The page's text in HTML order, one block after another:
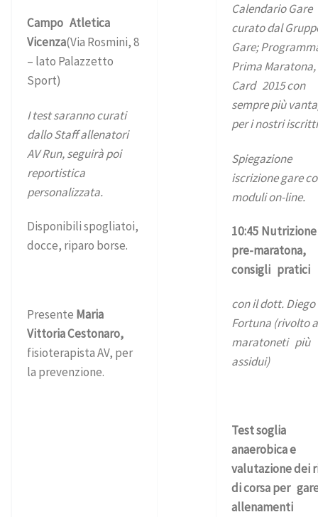
Campo Atletica
Vicenza(Via Rosmini, 8
– lato Palazzetto
Sport)
I test saranno curati
dallo Staff allenatori
AV Run, seguirà poi
reportistica
personalizzata.
Disponibili spogliatoi,
docce, riparo borse.
Presente Maria
Vittoria Cestonaro,
fisioterapista AV, per
la prevenzione.
Calendario Gare
curato dal
Gare;
Prima Maratona,
Card 2015 con
sempre più
per i nostri
Spiegazione
iscrizione gare
moduli on-line.
10:45 Nutrizione
pre-maratona,
consigli pratici
con il dott. Diego
Fortuna (rivolto
maratoneti più
assidui)
Test soglia
anaerobica e
valutazione dei
di corsa per
allenamenti